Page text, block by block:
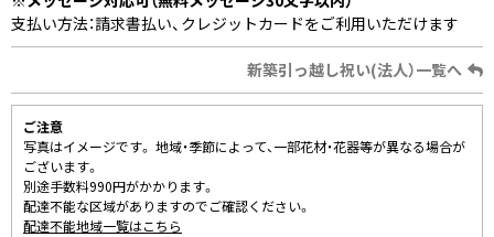
支払い方法：請求書払い、クレジットカードをご利用いただけます
新築引っ越し祝い(法人）一覧へ
ご注意
写真はイメージです。 地域・季節によって、一部花材・花器等が異なる場合が
ございます。
別途手数料990円がかかります。
配達不能な区域がありますのでご確認ください。
配達不能地域一覧はこちら